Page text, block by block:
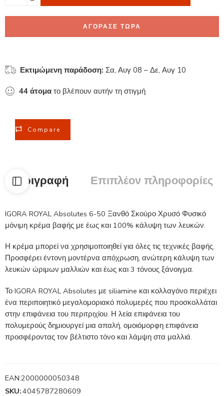
ΑΓΟΡΑΣΕ ΤΩΡΑ
Εκτιμώμενη παράδοση: Σα, Αυγ 08 – Δε, Αυγ 10
44 άτομα το βλέπουν αυτήν τη στιγμή
Compare
Περιγραφή Επιπλέον πληροφορίες
IGORA ROYAL Absolutes 6-50 Ξανθό Σκούρο Χρυσό Φυσικό
μόνιμη κρέμα βαφής με έως και 100% κάλυψη των λευκών.
Η κρέμα μπορεί να χρησιμοποιηθεί για όλες τις τεχνικές βαφής.
Προσφέρει έντονη μοντέρνα απόχρωση, ανώτερη κάλυψη των
λευκών ώριμων μαλλιών και έως και 3 τόνους ξάνοιγμα.
Το IGORA ROYAL Absolutes με siliamine και κολλαγόνο περιέχει
ένα περιποιητικό μεγαλομοριακό πολυμερές που προσκολλάται
στην επιφάνεια του περιτριχίου. Η λεία επιφάνεια του
πολυμερούς δημιουργεί μια απαλή, ομοιόμορφη επιφάνεια
προσφέροντας τον βέλτιστο τόνο και λάμψη στα μαλλιά.
EAN:2000000050348
SKU:4045787280609